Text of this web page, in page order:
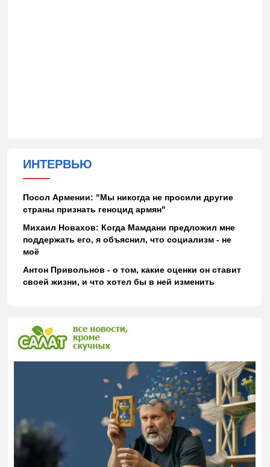
ИНТЕРВЬЮ
Посол Армении: "Мы никогда не просили другие
страны признать геноцид армян"
Михаил Новахов: Когда Мамдани предложил мне
поддержать его, я объяснил, что социализм - не
моё
Антон Привольнов - о том, какие оценки он ставит
своей жизни, и что хотел бы в ней изменить